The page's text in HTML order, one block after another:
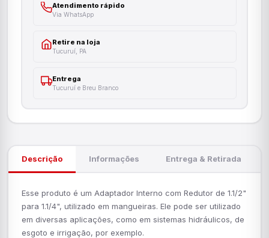
Atendimento rápido
Via WhatsApp
Retire na loja
Tucuruí, PA
Entrega
Tucuruí e Breu Branco
Descrição Informações Entrega & Retirada
Esse produto é um Adaptador Interno com Redutor de 1.1/2"
para 1.1/4", utilizado em mangueiras. Ele pode ser utilizado
em diversas aplicações, como em sistemas hidráulicos, de
esgoto e irrigação, por exemplo.